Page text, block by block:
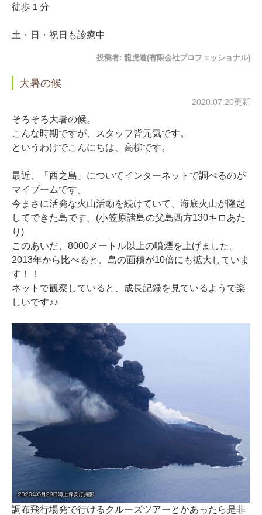
徒歩１分
土・日・祝日も診療中
投稿者: 龍虎道(有限会社プロフェッショナル)
大暑の候
2020.07.20更新
そろそろ大暑の候。
こんな時期ですが、スタッフ皆元気です。
というわけでこんにちは、高柳です。
最近、「西之島」についてインターネットで調べるのが
マイブームです。
今まさに活発な火山活動を続けていて、海底火山が隆起
してできた島です。(小笠原諸島の父島西方130キロあた
り)
このあいだ、8000メートル以上の噴煙を上げました。
2013年から比べると、島の面積が10倍にも拡大していま
す！！
ネットで観察していると、成長記録を見ているようで楽
しいです♪♪
調布飛行場発で行けるクルーズツアーとかあったら是非